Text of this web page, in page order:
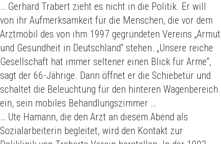
… Gerhard Trabert zieht es nicht in die Politik. Er will
von ihr Aufmerksamkeit für die Menschen, die vor dem
Arztmobil des von ihm 1997 gegründeten Vereins „Armut
und Gesundheit in Deutschland“ stehen. „Unsere reiche
Gesellschaft hat immer seltener einen Blick für Arme“,
sagt der 66-Jährige. Dann öffnet er die Schiebetür und
schaltet die Beleuchtung für den hinteren Wagenbereich
ein, sein mobiles Behandlungszimmer …
… Ute Hamann, die den Arzt an diesem Abend als
Sozialarbeiterin begleitet, wird den Kontakt zur